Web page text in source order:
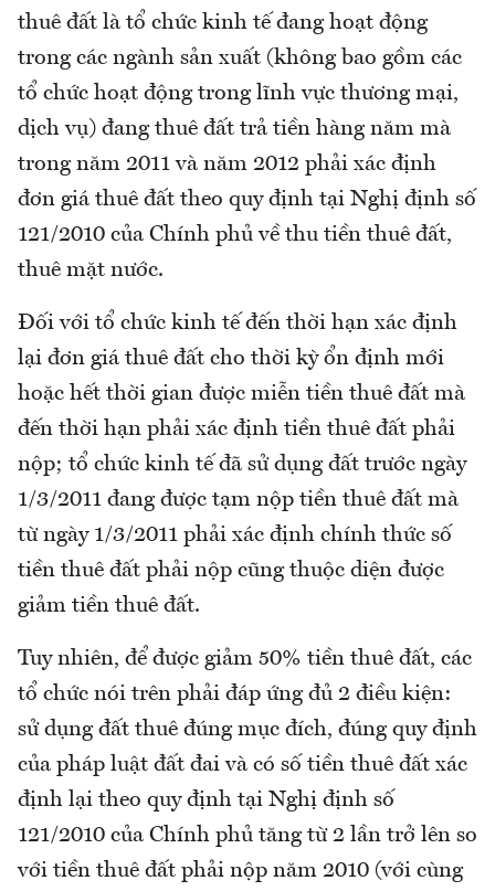
thuê đất là tổ chức kinh tế đang hoạt động
trong các ngành sản xuất (không bao gồm các
tổ chức hoạt động trong lĩnh vực thương mại,
dịch vụ) đang thuê đất trả tiền hàng năm mà
trong năm 2011 và năm 2012 phải xác định
đơn giá thuê đất theo quy định tại Nghị định số
121/2010 của Chính phủ về thu tiền thuê đất,
thuê mặt nước.
Đối với tổ chức kinh tế đến thời hạn xác định
lại đơn giá thuê đất cho thời kỳ ổn định mới
hoặc hết thời gian được miễn tiền thuê đất mà
đến thời hạn phải xác định tiền thuê đất phải
nộp; tổ chức kinh tế đã sử dụng đất trước ngày
1/3/2011 đang được tạm nộp tiền thuê đất mà
từ ngày 1/3/2011 phải xác định chính thức số
tiền thuê đất phải nộp cũng thuộc diện được
giảm tiền thuê đất.
Tuy nhiên, để được giảm 50% tiền thuê đất, các
tổ chức nói trên phải đáp ứng đủ 2 điều kiện:
sử dụng đất thuê đúng mục đích, đúng quy định
của pháp luật đất đai và có số tiền thuê đất xác
định lại theo quy định tại Nghị định số
121/2010 của Chính phủ tăng từ 2 lần trở lên so
với tiền thuê đất phải nộp năm 2010 (với cùng